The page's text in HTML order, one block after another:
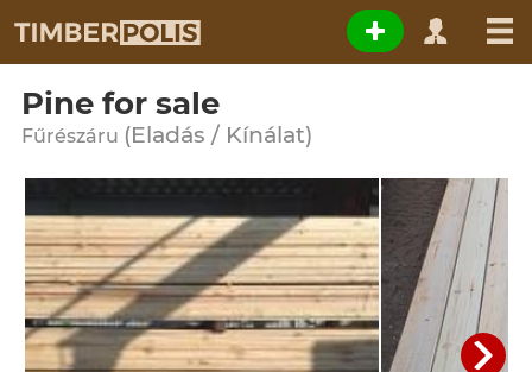
Pine for sale
Fűrészáru (Eladás / Kínálat)